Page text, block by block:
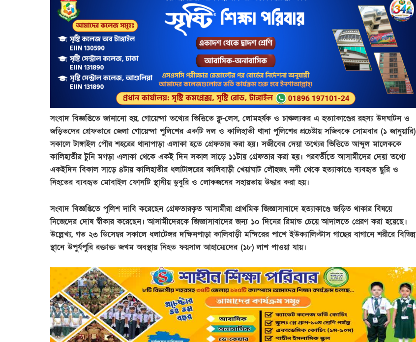
সংবাদ বিজ্ঞপ্তিতে জানানো হয়, গোয়েন্দা তথ্যের ভিত্তিতে ক্লু-লেস, লোমহর্ষক ও চাঞ্চল্যকর এ হত্যাকাণ্ডের রহস্য উদঘাটন ও
জড়িতদের গ্রেফতারে জেলা গোয়েন্দা পুলিশের একটি দল ও কালিহাতী থানা পুলিশের প্রচেষ্টায় সজিবকে সোমবার (১ জানুয়ারি)
সকালে টাঙ্গাইল পৌর শহরের থানাপাড়া এলাকা হতে গ্রেফতার করা হয়। সজীবের দেয়া তথ্যের ভিত্তিতে আব্দুল মালেককে
কালিহাতীর টুনি মগড়া এলাকা থেকে একই দিন সকাল সাড়ে ১১টায় গ্রেফতার করা হয়। পরবর্তীতে আসামীদের দেয়া তথ্যে
একইদিন বিকাল সাড়ে ৪টায় কালিহাতীর ধলাটাঙ্গরের কালিবাড়ী খেয়াঘাট লৌহজং নদী থেকে হত্যাকাণ্ডে ব্যবহৃত ছুরি ও
নিহতের ব্যবহৃত মোবাইল ফোনটি স্থানীয় ডুবুরি ও লোকজনের সহায়তায় উদ্ধার করা হয়।
সংবাদ বিজ্ঞপ্তিতে পুলিশ দাবি করেছেন গ্রেফতারকৃত আসামীরা প্রাথমিক জিজ্ঞাসাবাদে হত্যাকাণ্ডে জড়িত থাকার বিষয়ে
নিজেদের দোষ স্বীকার করেছেন। আসামীদেরকে জিজ্ঞাসাবাদের জন্য ১০ দিনের রিমান্ড চেয়ে আদালতে প্রেরণ করা হয়েছে।
উল্লেখ্য, গত ২৩ ডিসেম্বর সকালে ধলাটেঙ্গর দক্ষিনপাড়া কালিবাড়ী মন্দিরের পাশে ইউক্যালিপ্টাস গাছের বাগানে শরীরে বিভিন্ন
স্থানে উপুর্যপুরি রক্তাক্ত জখম অবস্থায় নিহত ফয়সাল আহাম্মেদের (১৮) লাশ পাওয়া যায়।